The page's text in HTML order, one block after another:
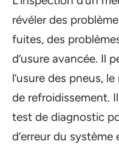
révéler des
fuites, des
d’usure avancée. Il
l’usure des pneus,
de refroidissement.
test de diagnostic
d’erreur du système